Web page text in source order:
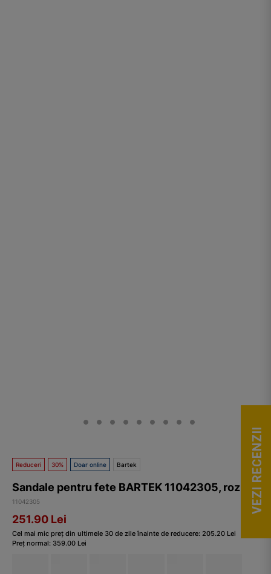
Reduceri 30% Doar online Bartek
Sandale pentru fete BARTEK 11042305, roz
11042305
251.90 Lei
Cel mai mic preț din ultimele 30 de zile înainte de reducere: 205.20 Lei
Preț normal: 359.00 Lei
VEZI RECENZII